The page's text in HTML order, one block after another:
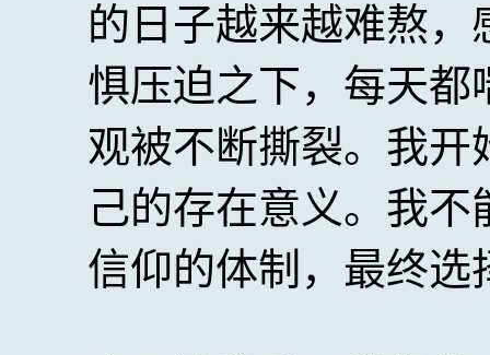
的日子越来越难熬
惧压迫之下，每天
观被不断撕裂。我
己的存在意义。我
信仰的体制，最终选